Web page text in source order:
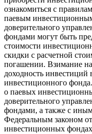
ознакомиться с
паевым
доверительного
фондами могут быть
стоимости
скидки с расчетной
погашении. Взимание
доходность
инвестиционного
о паевых
доверительного
фондами, а также с
Федеральным законом
инвестиционных